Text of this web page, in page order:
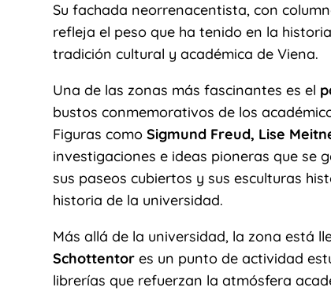
Su fachada neorrenacentista, con
refleja el peso que ha tenido en la
tradición cultural y académica de Viena.
Una de las zonas más fascinantes es el
bustos conmemorativos de los
Figuras comoSigmund Freud, Lise
investigaciones e ideas pioneras que se
sus paseos cubiertos y sus esculturas
historia de la universidad.
Más allá de la universidad, la zona está
Schottentor es un punto de actividad
librerías que refuerzan la atmósfera